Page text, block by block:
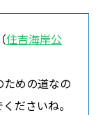
住吉海岸公
めの道なの
ださいね。